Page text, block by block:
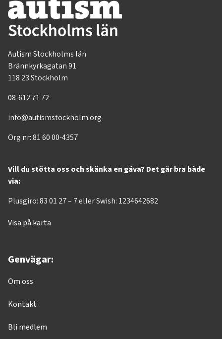
Autism Stockholms län
Brännkyrkagatan 91
118 23 Stockholm
08-612 71 72
info@autismstockholm.org
Org nr: 81 60 00-4357
Vill du stötta oss och skänka en gåva? Det går bra både
via:
Plusgiro: 83 01 27 – 7 eller Swish: 1234642682
Visa på karta
Genvägar:
Om oss
Kontakt
Bli medlem